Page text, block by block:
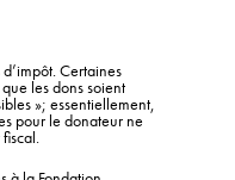
Certaines
les dons soient
»; essentiellement,
pour le donateur ne